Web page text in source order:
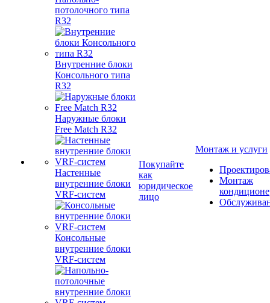
потолочного типа
R32
Внутренние блоки
Консольного типа
R32
Наружные блоки
Free Match R32
Настенные
внутренние блоки
VRF-систем
Консольные
внутренние блоки
VRF-систем
Покупайте
как
юридическое
лицо
Монтаж и услуги
Монтаж